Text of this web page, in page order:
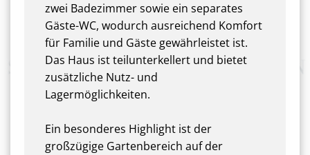
zwei Badezimmer sowie ein separates
Gäste-WC, wodurch ausreichend Komfort
für Familie und Gäste gewährleistet ist.
Das Haus ist teilunterkellert und bietet
zusätzliche Nutz- und
Lagermöglichkeiten.
Ein besonderes Highlight ist der
großzügige Gartenbereich auf der